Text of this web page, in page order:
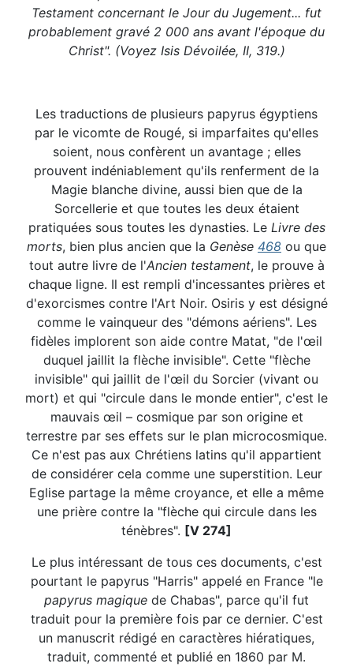
Testament concernant le Jour du Jugement... fut
probablement gravé 2 000 ans avant l'époque du
Christ". (Voyez Isis Dévoilée, II, 319.)
Les traductions de plusieurs papyrus égyptiens
par le vicomte de Rougé, si imparfaites qu'elles
soient, nous confèrent un avantage ; elles
prouvent indéniablement qu'ils renferment de la
Magie blanche divine, aussi bien que de la
Sorcellerie et que toutes les deux étaient
pratiquées sous toutes les dynasties. Le Livre des
morts, bien plus ancien que la Genèse 468 ou que
tout autre livre de l'Ancien testament, le prouve à
chaque ligne. Il est rempli d'incessantes prières et
d'exorcismes contre l'Art Noir. Osiris y est désigné
comme le vainqueur des "démons aériens". Les
fidèles implorent son aide contre Matat, "de l'œil
duquel jaillit la flèche invisible". Cette "flèche
invisible" qui jaillit de l'œil du Sorcier (vivant ou
mort) et qui "circule dans le monde entier", c'est le
mauvais œil – cosmique par son origine et
terrestre par ses effets sur le plan microcosmique.
Ce n'est pas aux Chrétiens latins qu'il appartient
de considérer cela comme une superstition. Leur
Eglise partage la même croyance, et elle a même
une prière contre la "flèche qui circule dans les
ténèbres". [V 274]
Le plus intéressant de tous ces documents, c'est
pourtant le papyrus "Harris" appelé en France "le
papyrus magique de Chabas", parce qu'il fut
traduit pour la première fois par ce dernier. C'est
un manuscrit rédigé en caractères hiératiques,
traduit, commenté et publié en 1860 par M.